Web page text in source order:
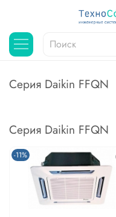
Серия Daikin FFQN
Серия Daikin FFQN
-11%